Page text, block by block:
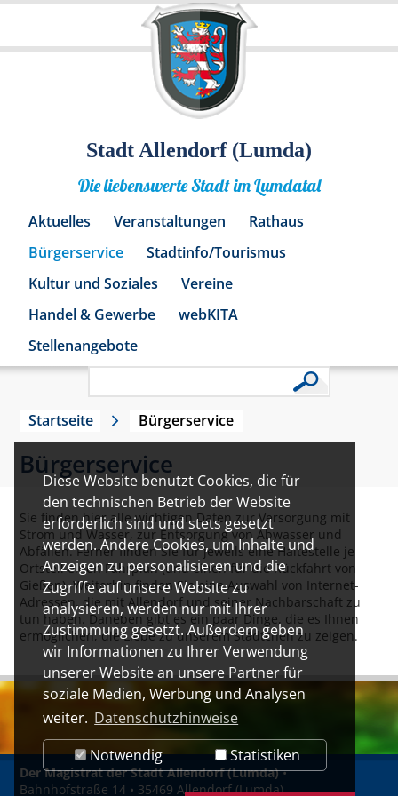
Diese Website benutzt Cookies, die für
den technischen Betrieb der Website
erforderlich sind und stets gesetzt
werden. Andere Cookies, um Inhalte und
Anzeigen zu personalisieren und die
Zugriffe auf unsere Website zu
analysieren, werden nur mit Ihrer
Zustimmung gesetzt. Außerdem geben
wir Informationen zu Ihrer Verwendung
unserer Website an unsere Partner für
soziale Medien, Werbung und Analysen
weiter. Datenschutzhinweise
Notwendig
Statistiken
Stadt Allendorf (Lumda)
Die liebenswerte Stadt im Lumdatal
Aktuelles Veranstaltungen
Rathaus
Bürgerservice
Stadtinfo/Tourismus
Kultur und Soziales
Vereine
Handel & Gewerbe
webKITA
Stellenangebote
Startseite Bürgerservice
Bürgerservice
Sie finden hier alle wichtigen Daten zur Versorgung mit
Strom und Wasser, zur Entsorgung von Abwasser und
Abfällen. Ferner finden Sie für jeweils eine Haltestelle je
Ortsteil einen Fahrplan (und einen für die Rückfahrt von
Gießen). Weiterhin finden Sie eine Auswahl von Internet-
Adressen, die mit Allendorf und seiner Nachbarschaft zu
tun haben. Daneben gibt es ein paar Dinge, die es Ihnen
ermöglichen, die Liebe zu unserem Städtchen zu zeigen.
Der Magistrat der Stadt Allendorf (Lumda)•
Bahnhofstraße 14 • 35469 Allendorf (Lumda)